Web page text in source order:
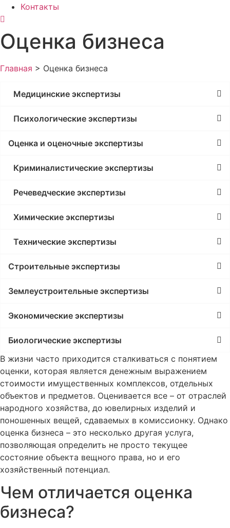
Контакты
Оценка бизнеса
Главная > Оценка бизнеса
Медицинские экспертизы
Психологические экспертизы
Оценка и оценочные экспертизы
Криминалистические экспертизы
Речеведческие экспертизы
Химические экспертизы
Технические экспертизы
Строительные экспертизы
Землеустроительные экспертизы
Экономические экспертизы
Биологические экспертизы
В жизни часто приходится сталкиваться с понятием
оценки, которая является денежным выражением
стоимости имущественных комплексов, отдельных
объектов и предметов. Оценивается все – от отраслей
народного хозяйства, до ювелирных изделий и
поношенных вещей, сдаваемых в комиссионку. Однако
оценка бизнеса – это несколько другая услуга,
позволяющая определить не просто текущее
состояние объекта вещного права, но и его
хозяйственный потенциал.
Чем отличается оценка
бизнеса?